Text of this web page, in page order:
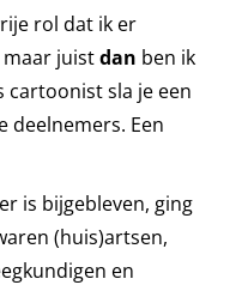
rol dat ik er
juistdan ben ik
cartoonist sla je een
deelnemers. Een
is bijgebleven, ging
(huis)artsen,
en